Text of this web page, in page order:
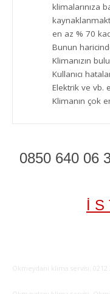
klimalarınıza
en az % 70
Bunun
Klimanızın
Kullanıcı
Elektrik ve vb.
Klimanın çok
0850 640 06
İ S
Okmeydanı klima servisi; 0212